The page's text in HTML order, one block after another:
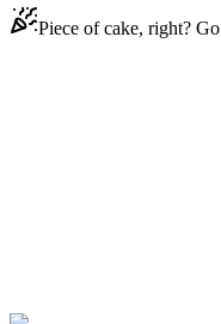
Piece of cake, right?